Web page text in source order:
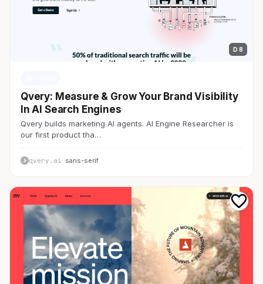
D 8
Qvery: Measure & Grow Your Brand Visibility
In AI Search Engines
Qvery builds marketing AI agents. AI Engine Researcher is
our first product tha…
qvery.ai · sans-serif